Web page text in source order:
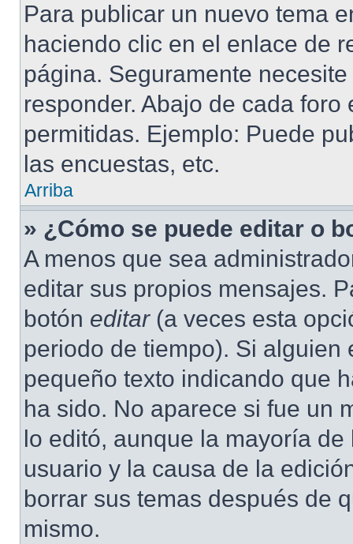
Para publicar un nuevo tema
haciendo clic en el enlace de
página. Seguramente
responder. Abajo de cada
permitidas. Ejemplo: Puede
las encuestas, etc.
Arriba
» ¿Cómo se puede editar o
A menos que sea
editar sus propios mensajes.
botón editar(a veces esta
periodo de tiempo). Si
pequeño texto indicando que
ha sido. No aparece si fue un
lo editó, aunque la mayoría
usuario y la causa de la
borrar sus temas después de
mismo.